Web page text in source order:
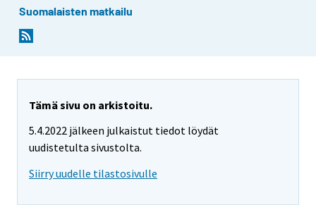
Suomalaisten matkailu
Tämä sivu on arkistoitu.
5.4.2022 jälkeen julkaistut tiedot löydät
uudistetulta sivustolta.
Siirry uudelle tilastosivulle